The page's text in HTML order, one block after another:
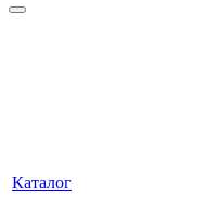
Каталог